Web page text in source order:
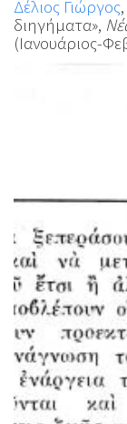
Δέλιος Γιώργος
διηγήματα»,
(Ιανουάριος-